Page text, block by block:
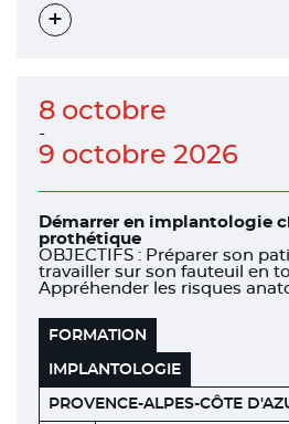
STALINGRAD
Voir
8 octobre
-
9 octobre 2026
Démarrer en implantologie
prothétique
OBJECTIFS : Préparer son
travailler sur son fauteuil en
Appréhender les risques
FORMATION
IMPLANTOLOGIE
PROVENCE-ALPES-CÔTE